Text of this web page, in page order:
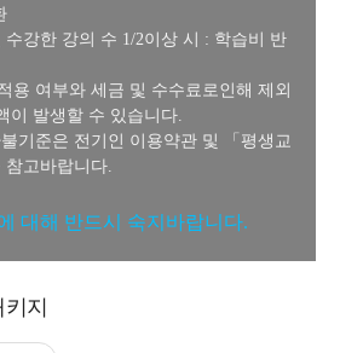
수강한 강의 수 1/2이상 시 : 학습비 반
용 여부와 세금 및 수수료로인해 제외
이 발생할 수 있습니다.
기준은 전기인 이용약관 및 「평생교
참고바랍니다.
대해 반드시 숙지바랍니다.
지